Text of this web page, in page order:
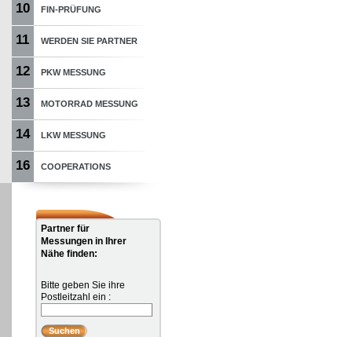
10 FIN-PRÜFUNG
11 WERDEN SIE PARTNER
12 PKW MESSUNG
13 MOTORRAD MESSUNG
14 LKW MESSUNG
16 COOPERATIONS
Partner für
Messungen in Ihrer
Nähe finden:
Bitte geben Sie ihre
Postleitzahl ein :